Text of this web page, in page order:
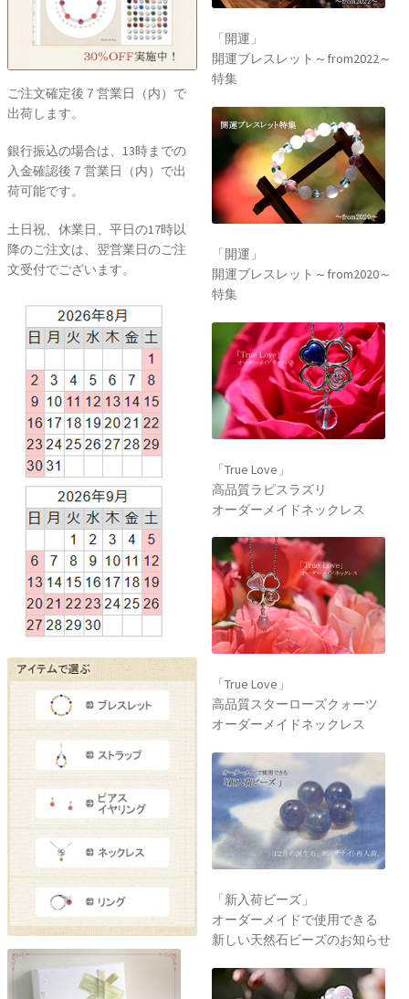
ご注文確定後７営業日（内）で
出荷します。
銀行振込の場合は、13時までの
入金確認後７営業日（内）で出
荷可能です。
土日祝、休業日、平日の17時以
降のご注文は、翌営業日のご注
文受付でございます。
「開運」
開運ブレスレット～from2022～
特集
「開運」
開運ブレスレット～from2020～
特集
「True Love」
高品質ラピスラズリ
オーダーメイドネックレス
「True Love」
高品質スターローズクォーツ
オーダーメイドネックレス
「新入荷ビーズ」
オーダーメイドで使用できる
新しい天然石ビーズのお知らせ